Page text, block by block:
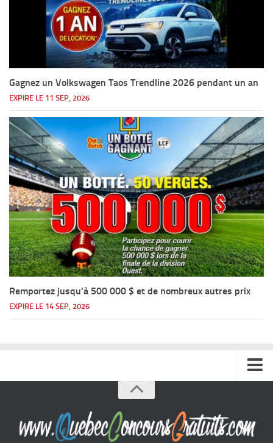
Gagnez un Volkswagen Taos Trendline 2026 pendant un an
EXPIRE LE 11 SEP, 2026
Remportez jusqu’à 500 000 $ et de nombreux autres prix
EXPIRE LE 14 SEP, 2026
Argent